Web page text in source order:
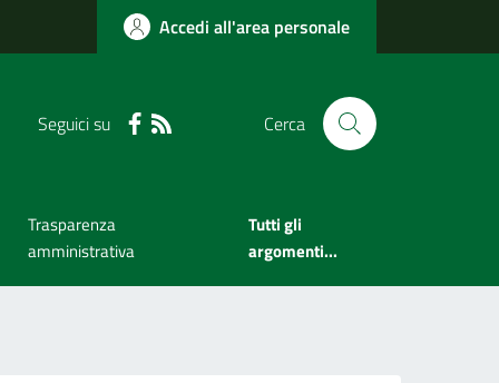
Accedi all'area personale
Seguici su Cerca
Trasparenza
amministrativa
Tutti gli
argomenti...